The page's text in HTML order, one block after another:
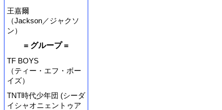
王嘉爾
（Jackson／ジャクソ
ン）
= グループ =
TF BOYS
（ティー・エフ・ボー
イズ）
TNT時代少年団 (シーダ
イシャオニェントゥア